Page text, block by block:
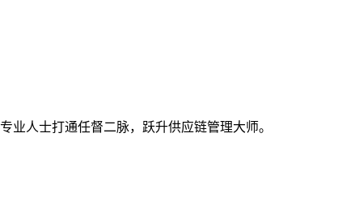
业人士打通任督二脉，跃升供应链管理大师。